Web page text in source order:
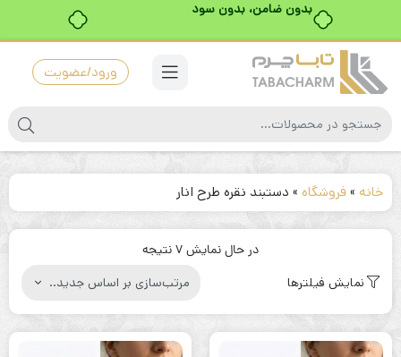
بدون ضامن، بدون سود
ورود/عضویت
خانه »فروشگاه » دستبند نقره طرح انار
در حال نمایش 7 نتیجه
مرتب‌سازی
اساس
نمایش فیلترها